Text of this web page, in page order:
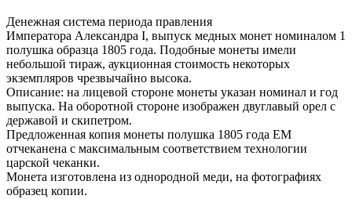
Денежная система периода правления
Императора Александра I, выпуск медных монет номиналом 1
полушка образца 1805 года. Подобные монеты имели
небольшой тираж, аукционная стоимость некоторых
экземпляров чрезвычайно высока.
Описание: на лицевой стороне монеты указан номинал и год
выпуска. На оборотной стороне изображен двуглавый орел с
державой и скипетром.
Предложенная копия монеты полушка 1805 года ЕМ
отчеканена с максимальным соответствием технологии
царской чеканки.
Монета изготовлена из однородной меди, на фотографиях
образец копии.